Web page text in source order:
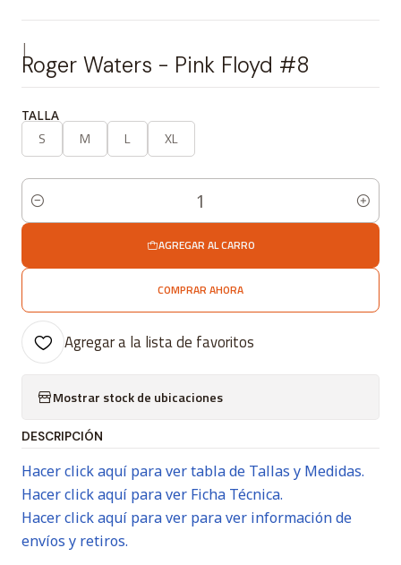
|
Roger Waters - Pink Floyd #8
TALLA
S M L XL
Cantidad
AGREGAR AL CARRO
COMPRAR AHORA
Agregar a la lista de favoritos
Mostrar stock de ubicaciones
DESCRIPCIÓN
Hacer click aquí para ver tabla de Tallas y Medidas.
Hacer click aquí para ver Ficha Técnica.
Hacer click aquí para ver para ver información de
envíos y retiros.